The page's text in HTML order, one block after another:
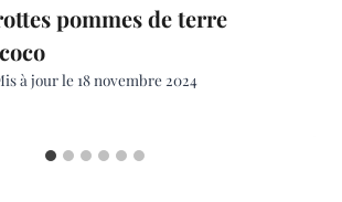
pommes de terre
à jour le 18 novembre 2024